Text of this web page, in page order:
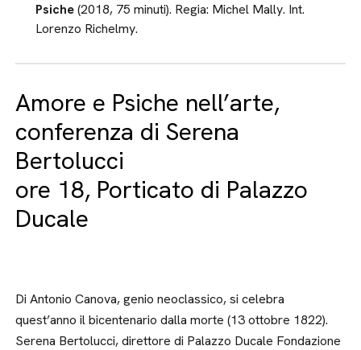
Psiche(2018, 75 minuti). Regia: Michel Mally. Int.
Lorenzo Richelmy.
Amore e Psiche nell’arte,
conferenza di Serena
Bertolucci
ore 18, Porticato di Palazzo
Ducale
Di Antonio Canova, genio neoclassico, si celebra
quest’anno il bicentenario dalla morte (13 ottobre 1822).
Serena Bertolucci, direttore di Palazzo Ducale Fondazione